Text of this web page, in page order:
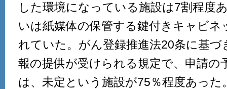
した環境になっている施設は7割程度
いは紙媒体の保管する鍵付きキャビネ
れていた。がん登録推進法20条に基
報の提供が受けられる規定で、申請の
は、未定という施設が75％程度あった